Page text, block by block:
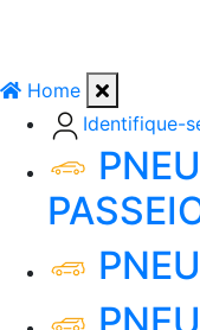
Home
Identifique-